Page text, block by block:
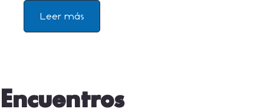
Leer más
Encuentros